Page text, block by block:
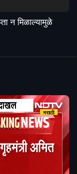
न मिळाल्यामुळे